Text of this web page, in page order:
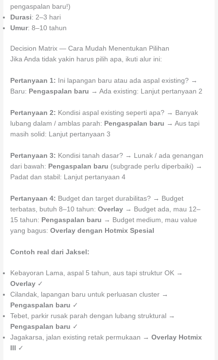
pengaspalan baru!)
Durasi: 2–3 hari
Umur: 8–10 tahun
Decision Matrix — Cara Mudah Menentukan Pilihan
Jika Anda tidak yakin harus pilih apa, ikuti alur ini:
Pertanyaan 1: Ini lapangan baru atau ada aspal existing? →
Baru: Pengaspalan baru → Ada existing: Lanjut pertanyaan 2
Pertanyaan 2: Kondisi aspal existing seperti apa? → Banyak
lubang dalam / amblas parah: Pengaspalan baru → Aus tapi
masih solid: Lanjut pertanyaan 3
Pertanyaan 3: Kondisi tanah dasar? → Lunak / ada genangan
dari bawah: Pengaspalan baru (subgrade perlu diperbaiki) →
Padat dan stabil: Lanjut pertanyaan 4
Pertanyaan 4: Budget dan target durabilitas? → Budget
terbatas, butuh 8–10 tahun:Overlay → Budget ada, mau 12–
15 tahun: Pengaspalan baru → Budget medium, mau value
yang bagus:Overlay dengan Hotmix Spesial
Contoh real dari Jaksel:
Kebayoran Lama, aspal 5 tahun, aus tapi struktur OK →
Overlay ✓
Cilandak, lapangan baru untuk perluasan cluster →
Pengaspalan baru ✓
Tebet, parkir rusak parah dengan lubang struktural →
Pengaspalan baru ✓
Jagakarsa, jalan existing retak permukaan →Overlay Hotmix
✓